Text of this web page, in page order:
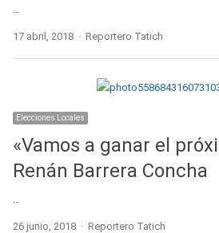
…
17 abril, 2018 Author
Reportero Tatich
Elecciones Locales
«Vamos a ganar el
Renán Barrera Concha
…
26 junio, 2018 Author
Reportero Tatich